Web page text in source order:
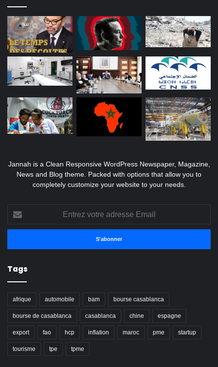
Jannah is a Clean Responsive WordPress Newspaper, Magazine,
News and Blog theme. Packed with options that allow you to
completely customize your website to your needs.
votre
adresse
Tags
afrique automobile bam bourse casablanca
bourse de casablanca casablanca chine espagne
export fao hcp inflation maroc pme startup
tourisme tpe tpme